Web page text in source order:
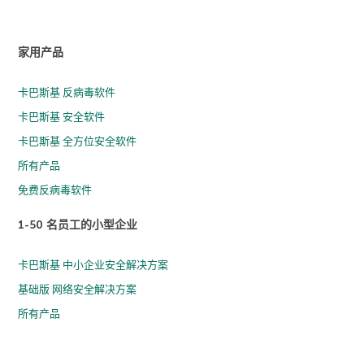
家用产品
卡巴斯基 反病毒软件
卡巴斯基 安全软件
卡巴斯基 全方位安全软件
所有产品
免费反病毒软件
1-50 名员工的小型企业
卡巴斯基 中小企业安全解决方案
基础版 网络安全解决方案
所有产品